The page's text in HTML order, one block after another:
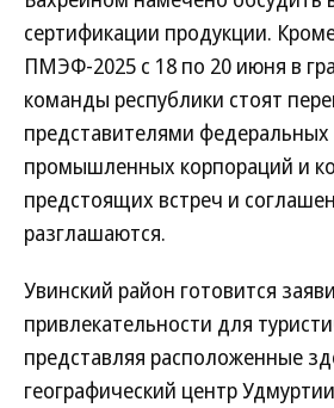
сертификации продукции.
ПМЭФ-2025 с 18 по 20 июня в
команды республики стоят
представителями федеральных
промышленных корпораций и
предстоящих встреч и
разглашаются.
Увинский район готовится
привлекательности для
представляя расположенные
географический центр